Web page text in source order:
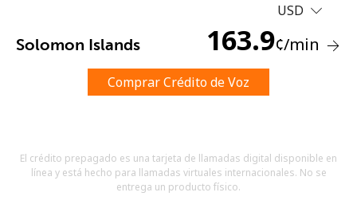
No se ha creado una contraseña
Mínimo 8 caracteres
Una letra mayúscula y una minúscula
USD
Solomon Islands 163.9¢/min
Comprar Crédito de Voz
El crédito prepagado es una tarjeta de llamadas digital disponible en
línea y está hecho para llamadas virtuales internacionales. No se
entrega un producto físico.